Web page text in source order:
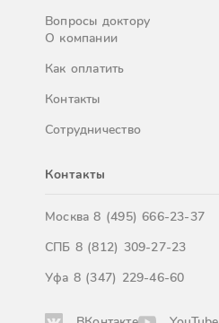
Вопросы доктору
О компании
Как оплатить
Контакты
Сотрудничество
Контакты
Москва8 (495) 666-23-37
СПБ 8 (812) 309-27-23
Уфа 8 (347) 229-46-60